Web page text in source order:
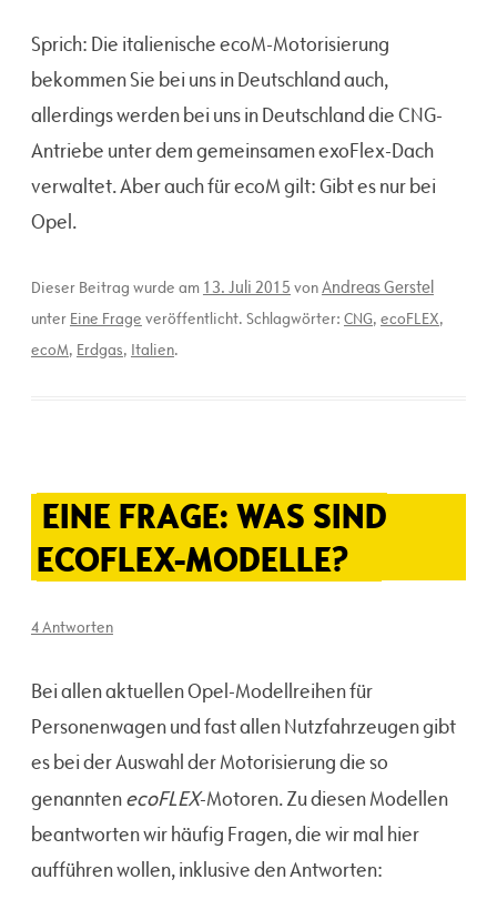
Sprich: Die italienische ecoM-Motorisierung
bekommen Sie bei uns in Deutschland auch,
allerdings werden bei uns in Deutschland die CNG-
Antriebe unter dem gemeinsamen exoFlex-Dach
verwaltet. Aber auch für ecoM gilt: Gibt es nur bei
Opel.
Dieser Beitrag wurde am 13. Juli 2015 vonAndreas Gerstel
unter Eine Frage veröffentlicht. Schlagwörter: CNG, ecoFLEX,
ecoM, Erdgas, Italien.
EINE FRAGE: WAS SIND
ECOFLEX-MODELLE?
4 Antworten
Bei allen aktuellen Opel-Modellreihen für
Personenwagen und fast allen Nutzfahrzeugen gibt
es bei der Auswahl der Motorisierung die so
genanntenecoFLEX-Motoren. Zu diesen Modellen
beantworten wir häufig Fragen, die wir mal hier
aufführen wollen, inklusive den Antworten: